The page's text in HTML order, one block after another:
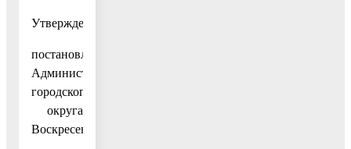
Утвержден
постановлением
Администрации
городского
округа
Воскресенск